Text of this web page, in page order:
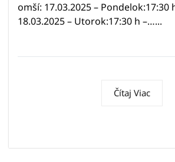
omší: 17.03.2025 – Pondelok:17:30
18.03.2025 – Utorok:17:30 h –…...
Čítaj Viac